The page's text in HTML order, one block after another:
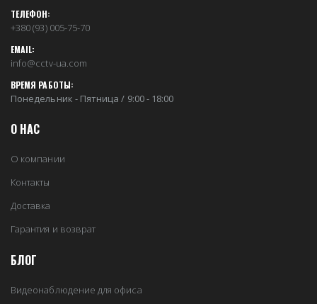
ТЕЛЕФОН:
+380 (93) 005-75-70
EMAIL:
info@cctv-ua.com
ВРЕМЯ РАБОТЫ:
Понедельник - Пятница / 9:00 - 18:00
О НАС
О компании
Контакты
Доставка
Гарантия и возврат
БЛОГ
Видеонаблюдение для офиса